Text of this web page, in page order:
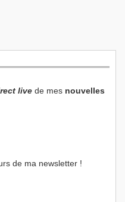
live de mes nouvelles
de ma newsletter !